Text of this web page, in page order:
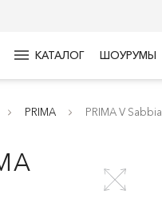
menu КАТАЛОГ ШОУРУМЫ
PRIMA PRIMA V Sabbia